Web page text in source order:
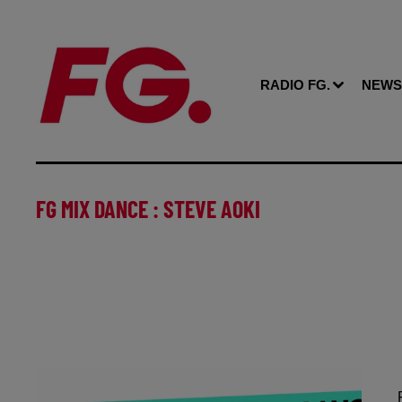
RADIO FG. NEWS
FG MIX DANCE : STEVE AOKI